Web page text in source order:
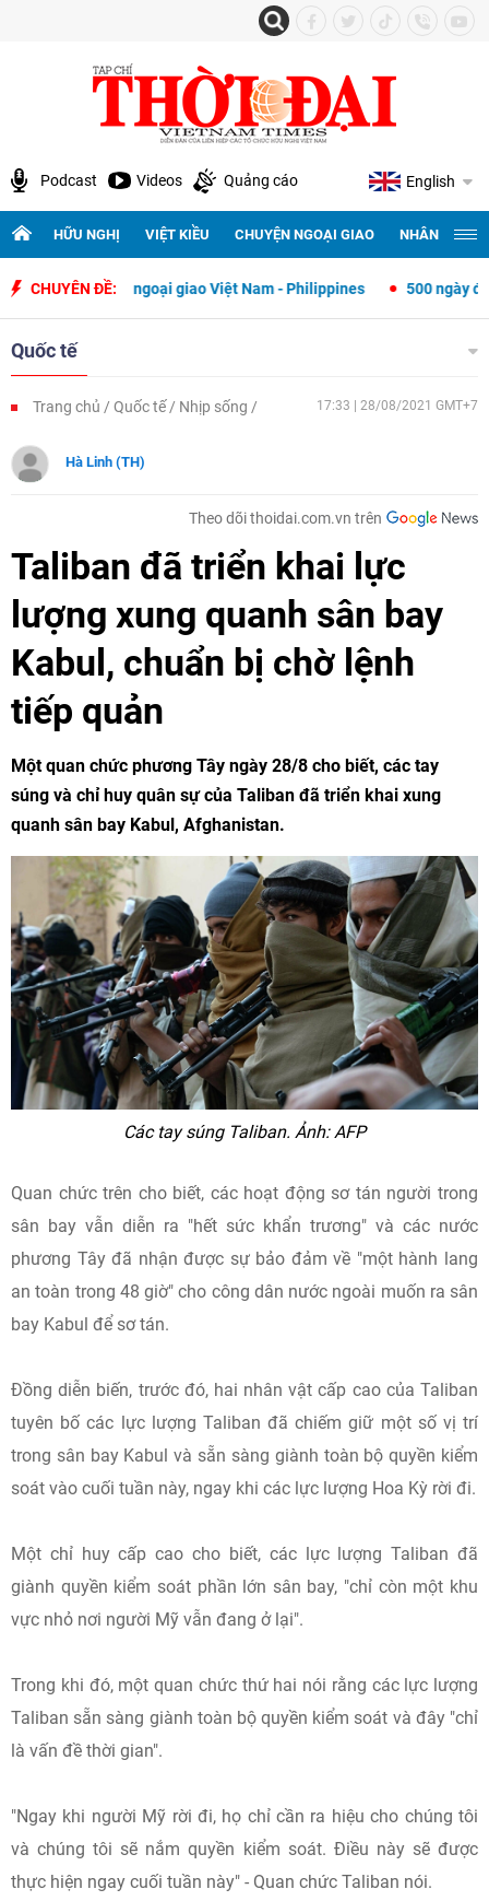
Podcast Videos Quảng cáo English
HỮU NGHỊ VIỆT KIỀU CHUYỆN NGOẠI GIAO NHÂN
CHUYÊN ĐỀ:
hệ ngoại giao Việt Nam - Philippines 500 ngày đêm tìm
Quốc tế
Trang chủ Quốc tế Nhịp sống 17:33 | 28/08/2021 GMT+7
Hà Linh (TH)
Theo dõi thoidai.com.vn trên
Taliban đã triển khai lực
lượng xung quanh sân bay
Kabul, chuẩn bị chờ lệnh
tiếp quản
Một quan chức phương Tây ngày 28/8 cho biết, các tay
súng và chỉ huy quân sự của Taliban đã triển khai xung
quanh sân bay Kabul, Afghanistan.
Các tay súng Taliban. Ảnh: AFP
Quan chức trên cho biết, các hoạt động sơ tán người trong
sân bay vẫn diễn ra "hết sức khẩn trương" và các nước
phương Tây đã nhận được sự bảo đảm về "một hành lang
an toàn trong 48 giờ" cho công dân nước ngoài muốn ra sân
bay Kabul để sơ tán.
Đồng diễn biến, trước đó, hai nhân vật cấp cao của Taliban
tuyên bố các lực lượng Taliban đã chiếm giữ một số vị trí
trong sân bay Kabul và sẵn sàng giành toàn bộ quyền kiểm
soát vào cuối tuần này, ngay khi các lực lượng Hoa Kỳ rời đi.
Một chỉ huy cấp cao cho biết, các lực lượng Taliban đã
giành quyền kiểm soát phần lớn sân bay, "chỉ còn một khu
vực nhỏ nơi người Mỹ vẫn đang ở lại".
Trong khi đó, một quan chức thứ hai nói rằng các lực lượng
Taliban sẵn sàng giành toàn bộ quyền kiểm soát và đây "chỉ
là vấn đề thời gian".
"Ngay khi người Mỹ rời đi, họ chỉ cần ra hiệu cho chúng tôi
và chúng tôi sẽ nắm quyền kiểm soát. Điều này sẽ được
thực hiện ngay cuối tuần này" - Quan chức Taliban nói.